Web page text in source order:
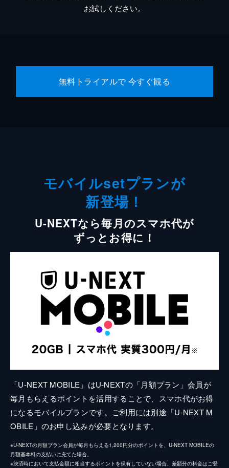
お試しください。
無料トライアルで 今すぐ観る
モバイルsetプランが
新登場！
U-NEXTなら毎月のスマホ代が
ずっとお得に！
「U-NEXT MOBILE」はU-NEXTの「月額プラン」会員が
毎月もらえるポイントを活用することで、スマホ代がお得
になるモバイルプランです。ご利用には別途「U-NEXT M
OBILE」のお申し込みが必要となります。
※U-NEXTの月額プラン会員が毎月もらえる1,200円分のポイントを、U-NEXT MOBILEの
月額基本料の支払いに充てた場合。
※決済時において支払金額に相当するポイントを保有していない場合、差額分の料金はご登